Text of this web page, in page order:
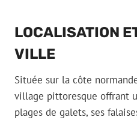
LOCALISATION
VILLE
Située sur la côte
village pittoresque offrant
plages de galets, ses